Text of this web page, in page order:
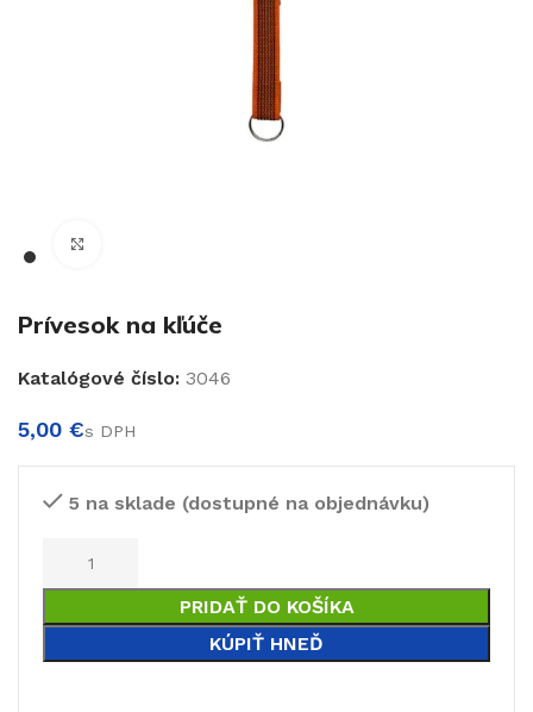
Prívesok na kľúče
Katalógové číslo: 3046
€
5 na sklade (dostupné na objednávku)
PRIDAŤ DO KOŠÍKA
KÚPIŤ HNEĎ